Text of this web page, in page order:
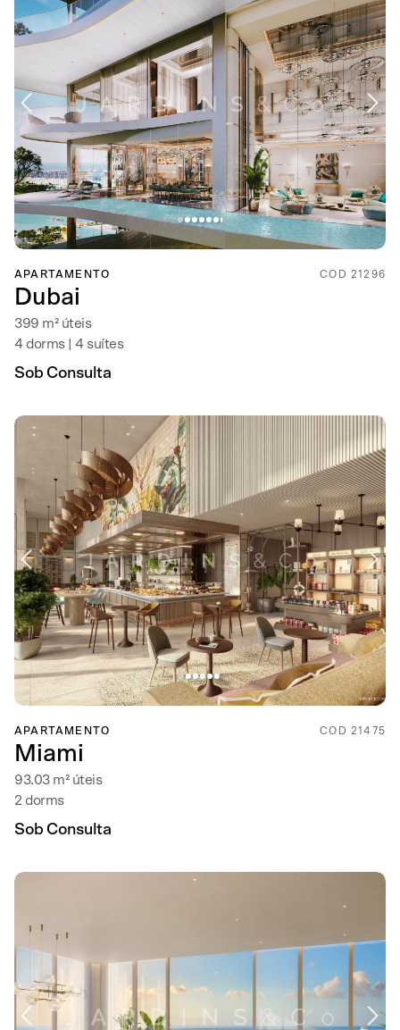
APARTAMENTO COD 21296
Dubai
399 m² úteis
4 dorms | 4 suítes
Sob Consulta
APARTAMENTO COD 21475
Miami
93.03 m² úteis
2 dorms
Sob Consulta